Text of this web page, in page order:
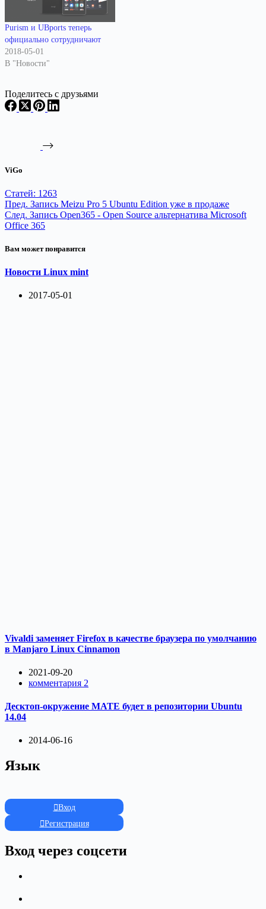
Purism и UBports теперь
официально сотрудничают
2018-05-01
В "Новости"
Поделитесь с друзьями
ViGo
Статей: 1263
Пред. Запись Meizu Pro 5 Ubuntu Edition уже в продаже
След. Запись Open365 - Open Source альтернатива Microsoft
Office 365
Вам может понравится
Новости Linux mint
2017-05-01
Vivaldi заменяет Firefox в качестве браузера по умолчанию
в Manjaro Linux Cinnamon
2021-09-20
комментария 2
Десктоп-окружение MATE будет в репозитории Ubuntu
14.04
2014-06-16
Язык
Вход
Регистрация
Вход через соцсети